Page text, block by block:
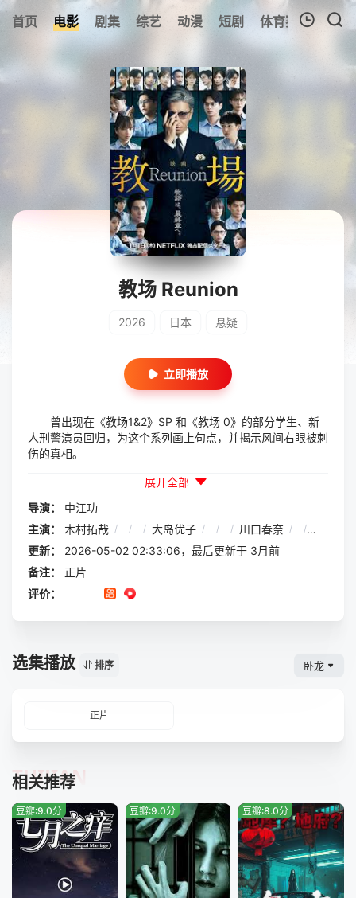
首页 电影 剧集 综艺 动漫 短剧 体育赛事 预告
暂无观看影片的记录
教场 Reunion
2026 日本 悬疑
立即播放
曾出现在《教场1&2》SP 和《教场 0》的部分学生、新
人刑警演员回归，为这个系列画上句点，并揭示风间右眼被刺
伤的真相。
展开全部
导演：
中江功
主演：
木村拓哉 / / / 大岛优子 / / / 川口春奈 / /
更新：
2026-05-02 02:33:06，最后更新于 3月前
备注：
正片
评价：
选集播放 排序 卧龙
正片
相关推荐
TUIJIAN
豆瓣:9.0分 豆瓣:9.0分 豆瓣:8.0分